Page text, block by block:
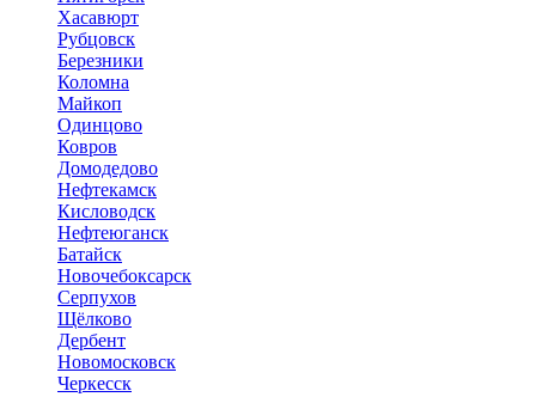
Хасавюрт
Рубцовск
Березники
Коломна
Майкоп
Одинцово
Ковров
Домодедово
Нефтекамск
Кисловодск
Нефтеюганск
Батайск
Новочебоксарск
Серпухов
Щёлково
Дербент
Новомосковск
Черкесск